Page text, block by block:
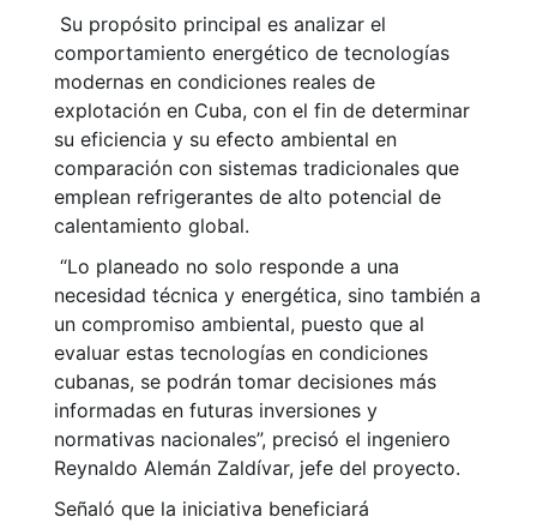
Su propósito principal es analizar el
comportamiento energético de tecnologías
modernas en condiciones reales de
explotación en Cuba, con el fin de determinar
su eficiencia y su efecto ambiental en
comparación con sistemas tradicionales que
emplean refrigerantes de alto potencial de
calentamiento global.
“Lo planeado no solo responde a una
necesidad técnica y energética, sino también a
un compromiso ambiental, puesto que al
evaluar estas tecnologías en condiciones
cubanas, se podrán tomar decisiones más
informadas en futuras inversiones y
normativas nacionales”, precisó el ingeniero
Reynaldo Alemán Zaldívar, jefe del proyecto.
Señaló que la iniciativa beneficiará